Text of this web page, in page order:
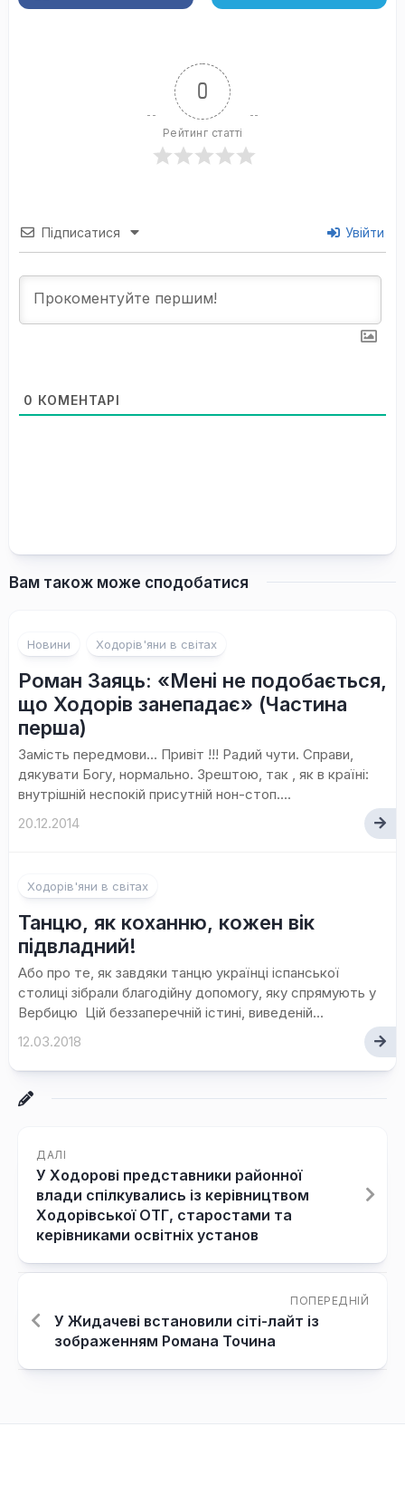
0
Рейтинг статті
Підписатися Увійти
0 КОМЕНТАРІ
Вам також може сподобатися
Новини Ходорів'яни в світах
Роман Заяць: «Мені не подобається,
що Ходорів занепадає» (Частина
перша)
Замість передмови… Привіт !!! Радий чути. Справи,
дякувати Богу, нормально. Зрештою, так , як в країні:
внутрішній неспокій присутній нон-стоп....
20.12.2014
Ходорів'яни в світах
Танцю, як коханню, кожен вік
підвладний!
Або про те, як завдяки танцю українці іспанської
столиці зібрали благодійну допомогу, яку спрямують у
Вербицю Цій беззаперечній істині, виведеній...
12.03.2018
ДАЛІ
У Ходорові представники районної
влади спілкувались із керівництвом
Ходорівської ОТГ, старостами та
керівниками освітніх установ
ПОПЕРЕДНІЙ
У Жидачеві встановили сіті-лайт із
зображенням Романа Точина